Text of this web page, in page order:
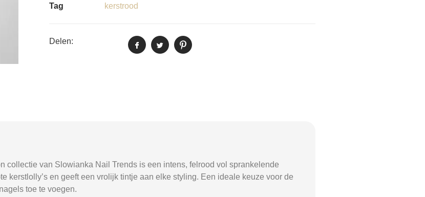
Tag
kerstrood
Delen:
van Slowianka Nail Trends is een intens, felrood vol sprankelende
kerstlolly’s en geeft een vrolijk tintje aan elke styling. Een ideale keuze voor de
toe te voegen.